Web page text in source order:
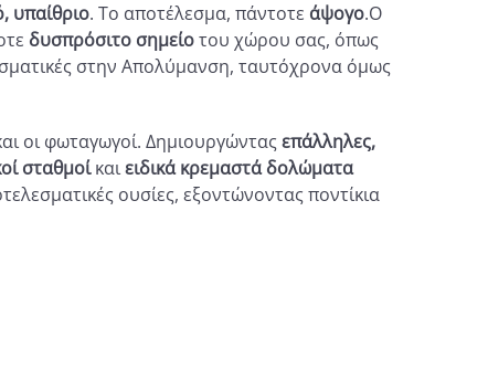
υπαίθριο. Το αποτέλεσμα, πάντοτε άψογο.Ο
δυσπρόσιτο σημείοτου χώρου σας, όπως
στην Απολύμανση, ταυτόχρονα όμως
οι φωταγωγοί. Δημιουργώντας επάλληλες,
σταθμοίκαιειδικά κρεμαστά δολώματα
ουσίες, εξοντώνοντας ποντίκια